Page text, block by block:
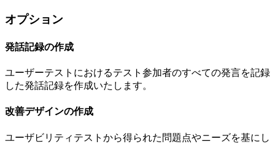
オプション
発話記録の作成
ユーザーテストにおけるテスト参加者のすべての発言を記録
した発話記録を作成いたします。
改善デザインの作成
ユーザビリティテストから得られた問題点やニーズを基にし